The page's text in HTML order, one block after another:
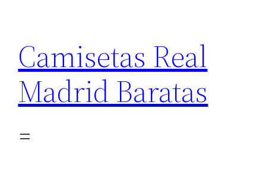
contenido
Camisetas Real
Madrid Baratas